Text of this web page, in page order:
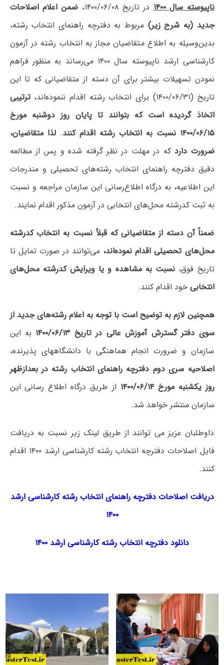
ناپیوسته سال ۱۴۰۰
در تاریخ ۱۴۰۰/۰۶/۰۸،
ضمن اعلام اصلاحات
جدید (به شرح زیر)مربوط به دفترچه راهنمای انتخاب رشته،
بدین‌وسیله به اطلاع متقاضیان مجاز به انتخاب رشته در آزمون
کارشناسی ارشد ناپیوسته سال ۱۴۰۰ می‌رساند به منظور فراهم
نمودن تسهیلات بیشتر برای آن دسته از متقاضیانی که تا این
تاریخ (۱۴۰۰/۰۶/۳۱) برای انتخاب رشته اقدام ننموده‌اند،
ترتیبی
اتخاذ گردیده است که بتوانند تا پایان روز دوشنبه مورخ
۱۴۰۰/۰۶/۱۵ نسبت به انتخاب رشته اقدام کنند
.لذا متقاضیان،
ضرورت داردکه در مهلت در نظر گرفته شده و پس از مطالعه
دقیق دفترچه راهنمای انتخاب رشته‌های تحصیلی و مندرجات
این اطلاعیه، به درگاه اطلاع‌رسانی این سازمان مراجعه و نسبت
به ثبت کدرشته محل‌های انتخابی در آزمون مذکور اقدام نمایند.
ضمناً آن دسته از متقاضیانی که قبلاً نسبت به انتخاب کدرشته
محل‌های تحصیلی اقدام نموده‌اند، می‌توانند در صورت تمایل تا
تاریخ فوق، نسبت به مشاهده و یا ویرایش کدرشته محل‌های
انتخابی خود اقدام کنند.
همچنین لازم به توضیح است با توجه به اعلام رشته‌های جدید از
سوی دفتر گسترش آموزش عالی در تاریخ ۱۴۰۰/۰۶/۱۳
به این
سازمان و ضرورت انجام هماهنگی با دانشگاههای پذیرنده،
اصلاحیه سری دوم دفترچه راهنمای انتخاب رشته در بعدازظهر
روز یکشنبه مورخ ۱۴۰۰/۰۶/۱۴
از طریق درگاه اطلاع رسانی این
سازمان منتشر خواهد شد.
داوطلبان عزیز می توانند از طریق لینک زیر نسبت به دریافت
فایل اصلاحات دفترچه انتخاب رشته کارشناسی ارشد ۱۴۰۰ اقدام
کنند.
دریافت اصلاحات دفترچه راهنمای انتخاب رشته کارشناسی ارشد
۱۴۰۰
دانلود دفترچه انتخاب رشته کارشناسی ارشد ۱۴۰۰